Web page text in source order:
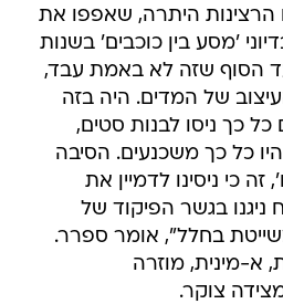
הרצינות היתרה, שאפפו את
'מסע בין כוכבים' בשנות
עד הסוף שזה לא באמת עבד,
של המדים. היה בזה
כך ניסו לבנות סטים,
כל כך משכנעים. הסיבה
כי ניסינו לדמיין את
בגשר הפיקוד של
בחלל", אומר ספרר.
א-מינית, מוזרה
צוקר.